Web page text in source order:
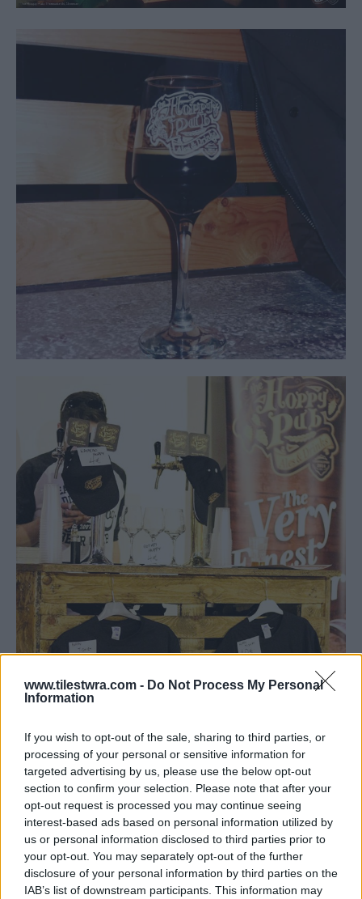
www.tilestwra.com - Do Not Process My Personal
Information
If you wish to opt-out of the sale, sharing to third parties, or
processing of your personal or sensitive information for
targeted advertising by us, please use the below opt-out
section to confirm your selection. Please note that after your
opt-out request is processed you may continue seeing
interest-based ads based on personal information utilized by
us or personal information disclosed to third parties prior to
your opt-out. You may separately opt-out of the further
disclosure of your personal information by third parties on the
IAB’s list of downstream participants. This information may